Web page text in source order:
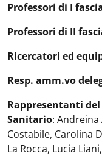
Professori di I
Professori di II
Ricercatori ed
Resp. amm.vo
Rappresentanti del
Sanitario:
Costabile, Carolina
La Rocca, Lucia